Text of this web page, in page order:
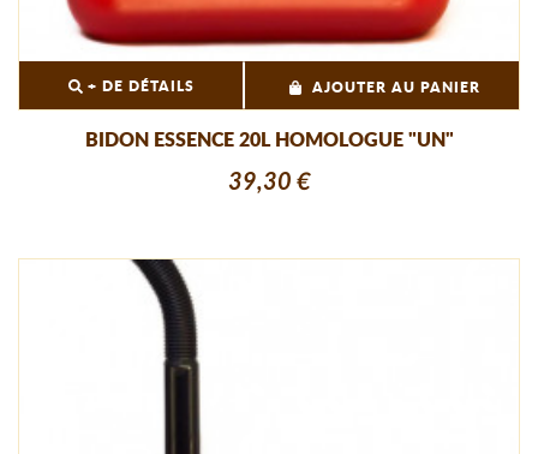
+ DE DÉTAILS AJOUTER AU PANIER
BIDON ESSENCE 20L HOMOLOGUE "UN"
39,30 €